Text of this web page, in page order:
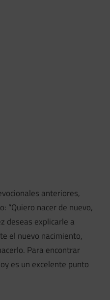
anteriores,
“Quiero nacer de nuevo,
deseas explicarle a
el nuevo nacimiento,
Para encontrar
es un excelente punto